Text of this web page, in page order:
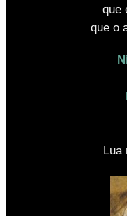
que
que o
Lua